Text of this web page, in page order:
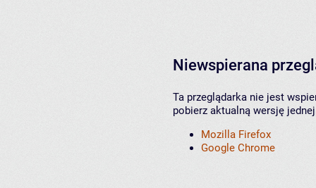
Niewspierana
Ta przeglądarka nie jest
pobierz aktualną wersję
Mozilla Firefox
Google Chrome